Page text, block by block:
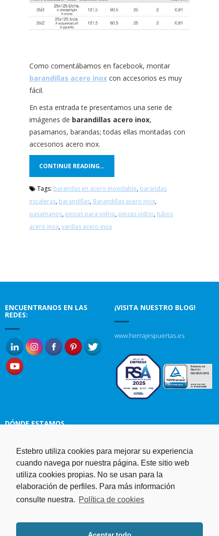
Como comentábamos en facebook, montar
barandillas acero inox con accesorios es muy
fácil.
En esta entrada te presentamos una serie de
imágenes de barandillas acero inox,
pasamanos, barandas; todas ellas montadas con
accesorios acero inox.
CONTINUE READING…
Tags: barandas en acero inoxidable, barandas
escaleras, barandillas, Barandillas acero inox,
pasamanos, pinzas para vidrio, pinzas vidrio,tubos
acero inox,varillas acero inox
ENCUENTRANOS EN LAS
REDES:
¡VISITA NUESTRO BLOG!
www.herrajespuertas.es
DÓNDE ESTAMOS
Estampaciones EBRO, S.L.
Polg. Ind. Malpica-Alfindén C/H
naves 10, 12, 14 y 5 50171 La
Puebla de Alfindén Zaragoza,
España
Fax. +34 976 108 058
Política de privacidad
Estebro utiliza cookies para mejorar su experiencia
cuando navega por nuestra página. Este sitio web
utiliza cookies propias. No se usan para la
elaboración de perfiles. Para más información
consulte nuestra. Política de cookies